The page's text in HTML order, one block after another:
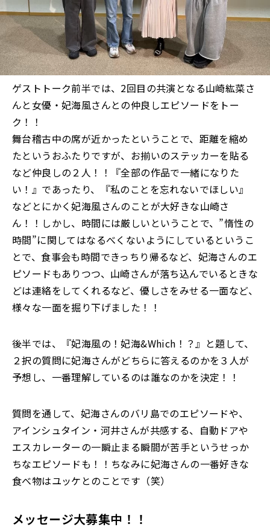
ゲストトーク前半では、2回目の共演となる山崎紘菜さ
んと女優・妃海風さんとの仲良しエピソードをトー
ク！！
舞台稽古中の席が近かったということで、距離を縮め
たというおふたりですが、お揃いのステッカーを貼る
など仲良しの２人！！『全部の作品で一緒になりた
い！』であったり、『私のことを忘れないでほしい』
などとにかく妃海風さんのことが大好きな山崎さ
ん！！しかし、時間には厳しいということで、”惰性の
時間”に関してはなるべくないようにしているというこ
とで、食事会も時間できっちり帰るなど、妃海さんのエ
ピソードもありつつ、山崎さんが落ち込んでいるときな
どは連絡をしてくれるなど、優しさをみせる一面など、
様々な一面を掘り下げました！！
後半では、『妃海風の！妃海&Which！？』と題して、
２択の質問に妃海さんがどちらに答えるのかを３人が
予想し、一番理解しているのは誰なのかを決定！！
質問を通して、妃海さんのバリ島でのエピソードや、
アインシュタイン・河井さんが共感する、自動ドアや
エスカレーターの一瞬止まる瞬間が苦手というせっか
ちなエピソードも！！ちなみに妃海さんの一番好きな
食べ物はユッケとのことです（笑）
メッセージ大募集中！！